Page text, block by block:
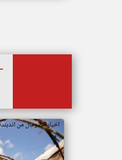
اخبار الصومال من